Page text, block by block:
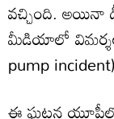
వచ్చింది. అయినా
మీడియాలో విమర్శలు
pump
ఈ ఘటన